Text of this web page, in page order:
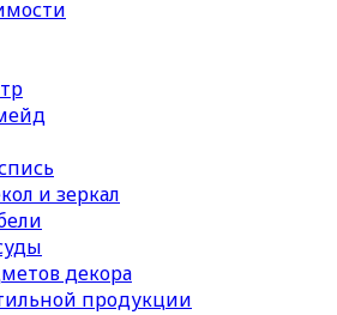
и зеркал
декора
продукции